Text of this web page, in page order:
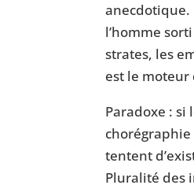
anecdotique.
l’homme
strates, les
est le
Paradoxe : si
tentent
Pluralité des